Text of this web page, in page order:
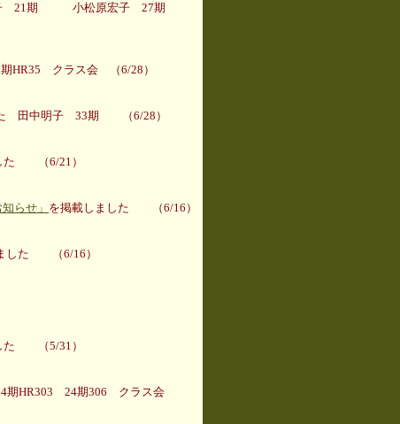
宏子 27期
HR35 クラス会 （6/28）
た 田中明子 33期 （6/28）
た （6/21）
らせ」 を掲載しました （6/16）
した （6/16）
た （5/31）
期HR303 24期306 クラス会